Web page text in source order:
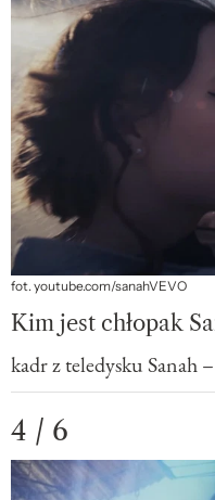
fot. youtube.com/sanahVEVO
Kim jest chłopak
kadr z teledysku Sanah
4 / 6